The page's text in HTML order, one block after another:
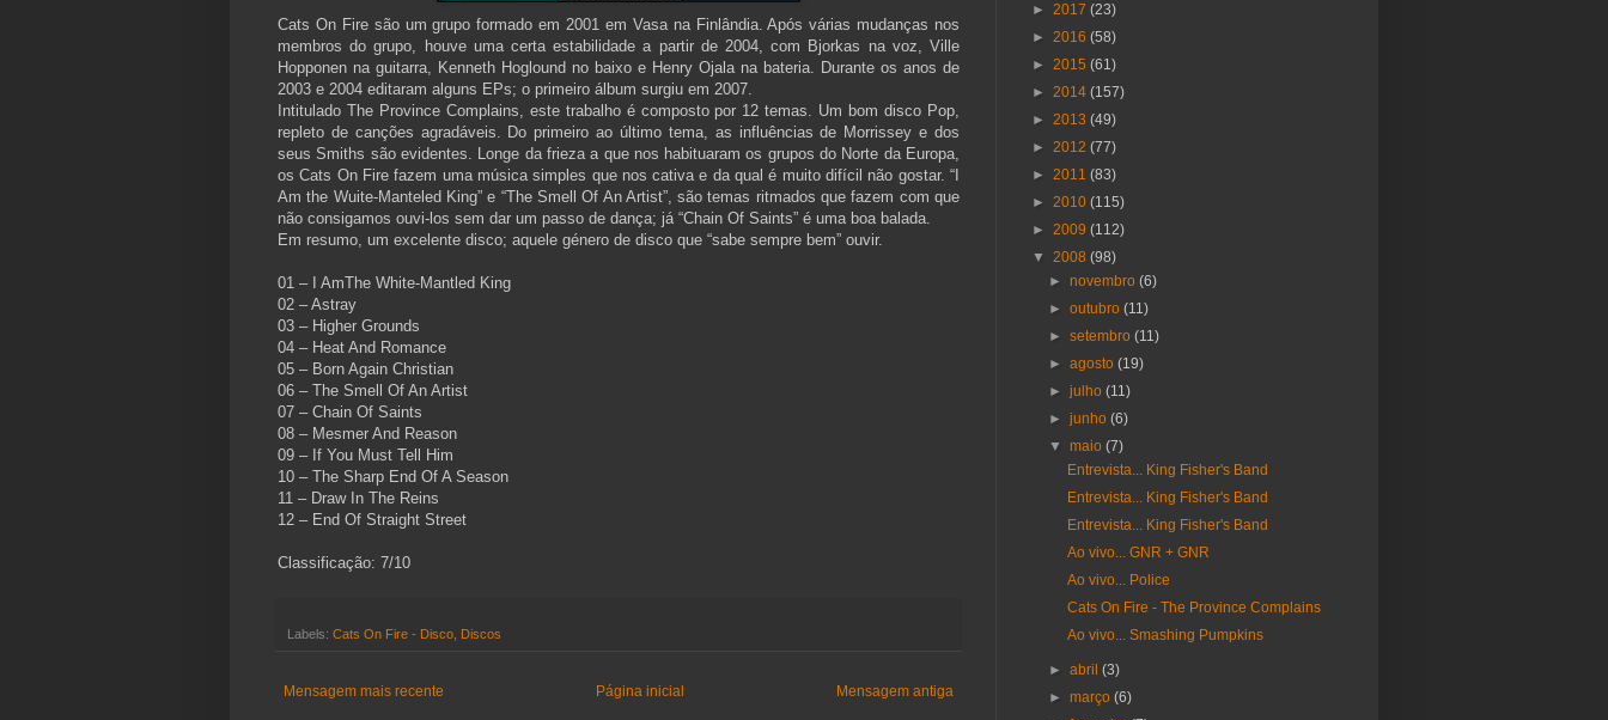
Cats On Fire são um grupo formado em 2001 em Vasa na Finlândia. Após várias mudanças nos
membros do grupo, houve uma certa estabilidade a partir de 2004, com Bjorkas na voz, Ville
Hopponen na guitarra, Kenneth Hoglound no baixo e Henry Ojala na bateria. Durante os anos de
2003 e 2004 editaram alguns EPs; o primeiro álbum surgiu em 2007.
Intitulado The Province Complains, este trabalho é composto por 12 temas. Um bom disco Pop,
repleto de canções agradáveis. Do primeiro ao último tema, as influências de Morrissey e dos
seus Smiths são evidentes. Longe da frieza a que nos habituaram os grupos do Norte da Europa,
os Cats On Fire fazem uma música simples que nos cativa e da qual é muito difícil não gostar. “I
Am the Wuite-Manteled King” e “The Smell Of An Artist”, são temas ritmados que fazem com que
não consigamos ouvi-los sem dar um passo de dança; já “Chain Of Saints” é uma boa balada.
Em resumo, um excelente disco; aquele género de disco que “sabe sempre bem” ouvir.
01 – I AmThe White-Mantled King
02 – Astray
03 – Higher Grounds
04 – Heat And Romance
05 – Born Again Christian
06 – The Smell Of An Artist
07 – Chain Of Saints
08 – Mesmer And Reason
09 – If You Must Tell Him
10 – The Sharp End Of A Season
11 – Draw In The Reins
12 – End Of Straight Street
Classificação: 7/10
Labels: Cats On Fire - Disco Discos
Mensagem mais recente Mensagem antiga
Página inicial
► 2017 (23)
► 2016 (58)
► 2015 (61)
► 2014 (157)
► 2013 (49)
► 2012 (77)
► 2011 (83)
► 2010 (115)
► 2009 (112)
▼ 2008 (98)
►novembro(6)
►outubro(11)
►setembro(11)
►agosto(19)
►julho(11)
►junho(6)
▼maio(7)
Entrevista... King Fisher's Band
Entrevista... King Fisher's Band
Entrevista... King Fisher's Band
Ao vivo... GNR + GNR
Ao vivo... Police
Cats On Fire - The Province Complains
Ao vivo... Smashing Pumpkins
►abril(3)
►março(6)